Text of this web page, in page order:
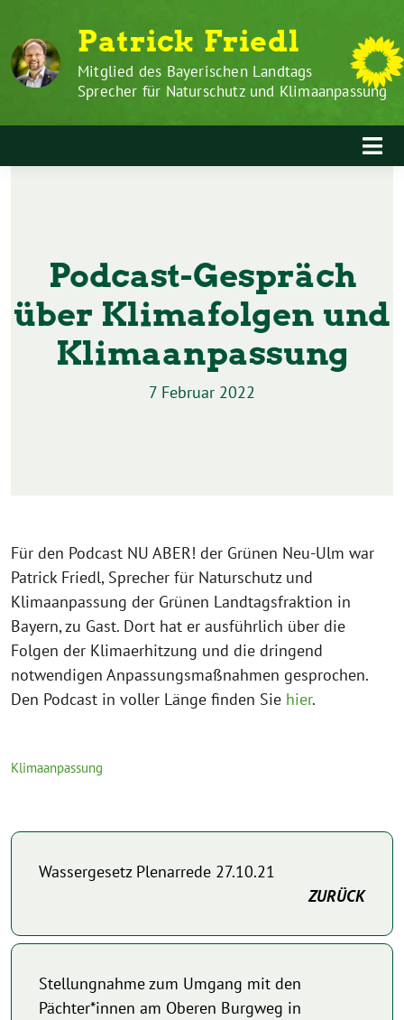
Inhalt
springen
zum
Inhalt
Patrick Friedl
Mitglied des Bayerischen Landtags
Sprecher für Naturschutz und Klimaanpassung
Podcast-Gespräch
über Klimafolgen und
Klimaanpassung
7 Februar 2022
Für den Podcast NU ABER! der Grünen Neu-Ulm war
Patrick Friedl, Sprecher für Naturschutz und
Klimaanpassung der Grünen Landtagsfraktion in
Bayern, zu Gast. Dort hat er ausführlich über die
Folgen der Klimaerhitzung und die dringend
notwendigen Anpassungsmaßnahmen gesprochen.
Den Podcast in voller Länge finden Sie hier.
Klimaanpassung
Wassergesetz Plenarrede 27.10.21
ZURÜCK
Stellungnahme zum Umgang mit den
Pächter*innen am Oberen Burgweg in